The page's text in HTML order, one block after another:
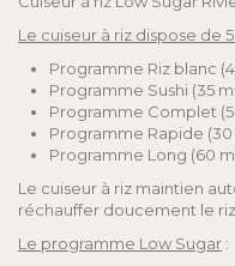
Le cuiseur à riz dispose de
Programme Riz blanc
Programme Sushi (35
Programme Complet
Programme Rapide
Programme Long (60
Le cuiseur à riz maintien
réchauffer doucement le
Le programme Low Sugar :